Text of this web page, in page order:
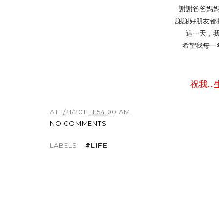
謝謝爸爸媽
謝謝好朋友都
這一天，
希望我每一
祝我....
AT 1/21/2011 11:54:00 AM
NO COMMENTS
LABELS: #LIFE